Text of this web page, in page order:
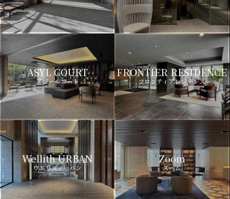
ASYL COURT
アジールコート
FRONTIER RESIDENCE
フロンティアレジデンス
Wellith URBAN
ウエリスアーバン
Zoom
ズーム